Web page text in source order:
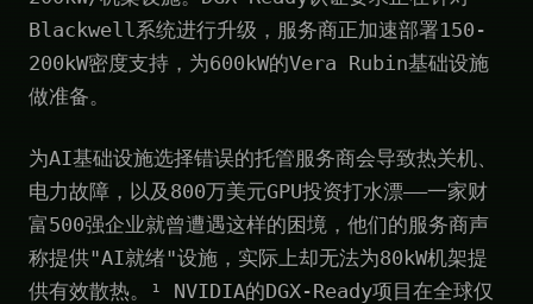
Blackwell系统进行升级，服务商正加速部署150-
200kW密度支持，为600kW的Vera Rubin基础设施
做准备。
为AI基础设施选择错误的托管服务商会导致热关机、
电力故障，以及800万美元GPU投资打水漂——一家财
富500强企业就曾遭遇这样的困境，他们的服务商声
称提供"AI就绪"设施，实际上却无法为80kW机架提
供有效散热。¹ NVIDIA的DGX-Ready项目在全球仅